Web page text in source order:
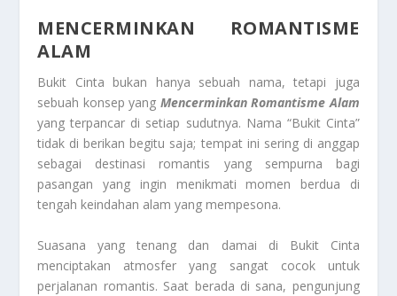
MENCERMINKAN ROMANTISME
ALAM
Bukit Cinta bukan hanya sebuah nama, tetapi juga
sebuah konsep yang Mencerminkan Romantisme Alam
yang terpancar di setiap sudutnya. Nama “Bukit Cinta”
tidak di berikan begitu saja; tempat ini sering di anggap
sebagai destinasi romantis yang sempurna bagi
pasangan yang ingin menikmati momen berdua di
tengah keindahan alam yang mempesona.
Suasana yang tenang dan damai di Bukit Cinta
menciptakan atmosfer yang sangat cocok untuk
perjalanan romantis. Saat berada di sana, pengunjung